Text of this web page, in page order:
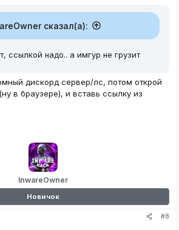
сказал(а):
ссылкой надо.. а имгур не грузит
дискорд сервер/лс, потом открой
в браузере), и вставь ссылку из
InwareOwner
Новичок
#8